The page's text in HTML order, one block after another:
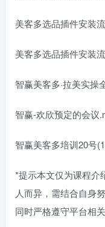
美客多选品插件安装
美客多选品插件安装
智赢美客多·拉美实操
智赢-欢欣预定的会议
智赢美客多培训20号
*提示本文仅为课程介
人而异，需结合自身
同时严格遵守平台相